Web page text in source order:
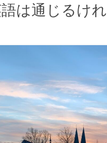
語は通じるけ